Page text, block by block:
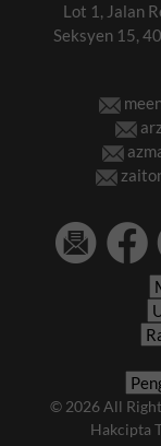
Lot 1, Jalan
Seksyen 15,
© 2026 All
Hakcipta